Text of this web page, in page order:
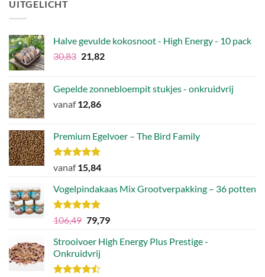
UITGELICHT
Halve gevulde kokosnoot - High Energy - 10 pack
30,83 Oorspronkelijke
€30,83.
21,82Huidige
€21,82.
Gepelde zonnebloempit stukjes - onkruidvrij
vanaf12,86
Premium Egelvoer – The Bird Family
Waardering
uit 5
vanaf15,84
Vogelpindakaas Mix Grootverpakking – 36 potten
Waardering
uit 5
106,49 Oorspronkelijke
was:
€106,49.
79,79Huidige
is:
Strooivoer High Energy Plus Prestige -
Onkruidvrij